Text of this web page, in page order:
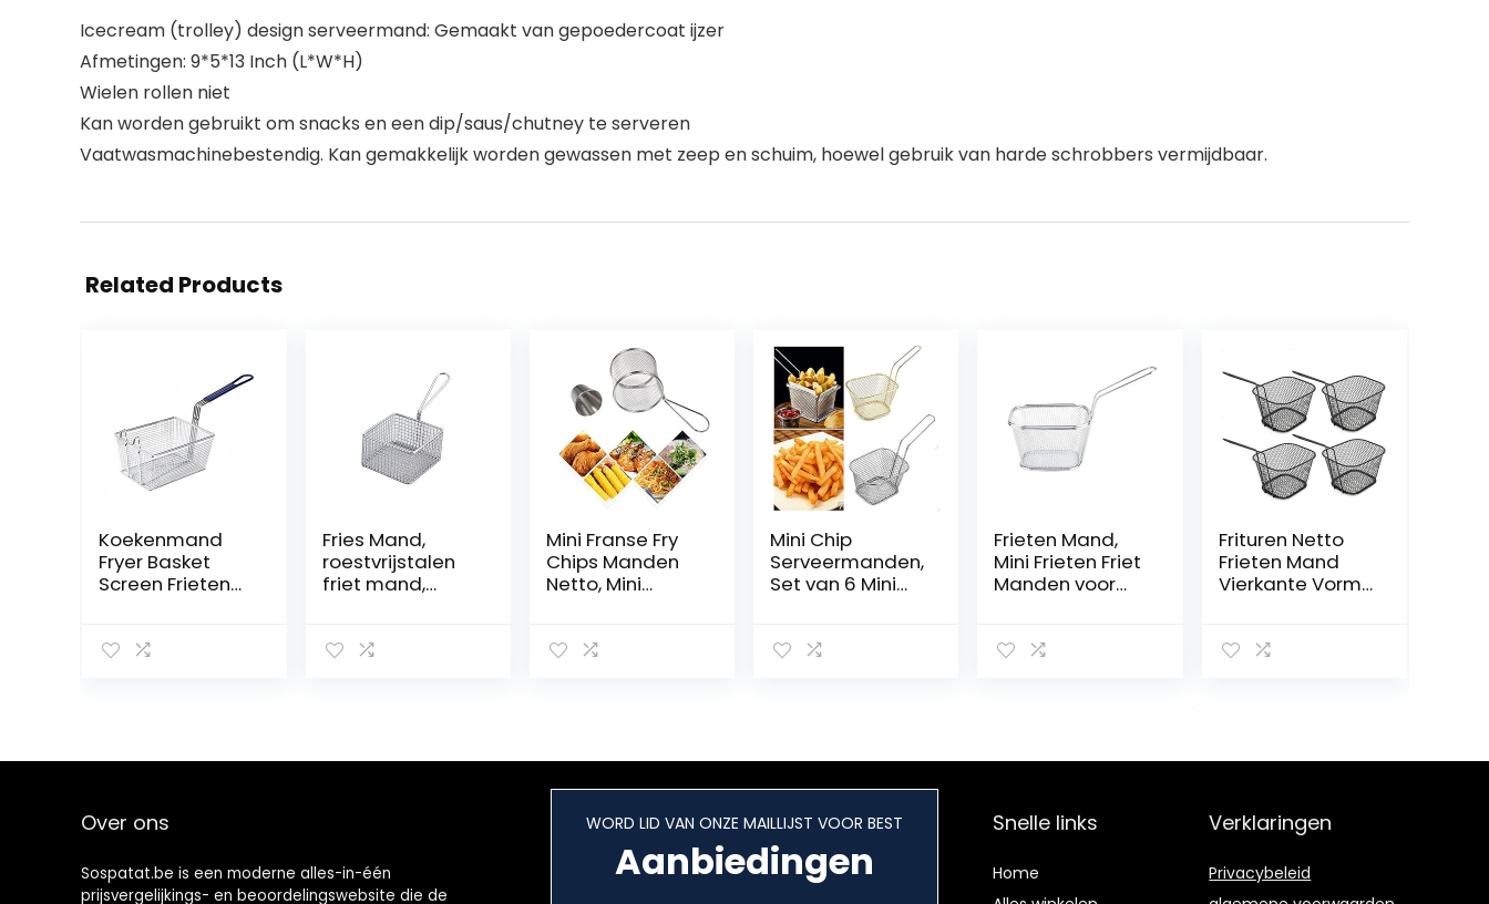
Icecream (trolley) design serveermand: Gemaakt van gepoedercoat ijzer
Afmetingen: 9*5*13 Inch (L*W*H)
Wielen rollen niet
Kan worden gebruikt om snacks en een dip/saus/chutney te serveren
Vaatwasmachinebestendig. Kan gemakkelijk worden gewassen met zeep en schuim, hoewel gebruik van harde schrobbers vermijdbaar.
Related Products
Koekenmand
Fryer Basket
Screen Frieten
Colander Zeef
Fries Mand,
roestvrijstalen
friet mand,
food display
Mini Franse Fry
Chips Manden
Netto, Mini
Friteuse Mand
Mini Chip
Serveermanden,
Set van 6 Mini
Serveermand
Wiggen
Frieten Mand,
Mini Frieten Friet
Manden voor
Kippenvleugels,
Frituren Netto
Frieten Mand
Vierkante Vorm
Stomen
Over ons
Sospatat.be is een moderne alles-in-één
prijsvergelijkings- en beoordelingswebsite die de
WORD LID VAN ONZE MAILLIJST VOOR BEST
Aanbiedingen
Snelle links
Home
Verklaringen
Privacybeleid